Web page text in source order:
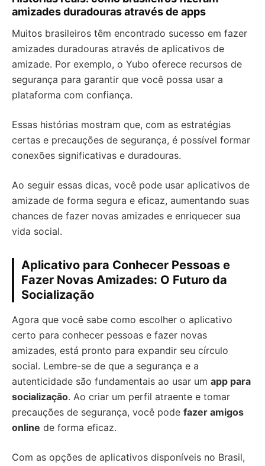
amizades duradouras através de apps
Muitos brasileiros têm encontrado sucesso em fazer
amizades duradouras através de aplicativos de
amizade. Por exemplo, o Yubo oferece recursos de
segurança para garantir que você possa usar a
plataforma com confiança.
Essas histórias mostram que, com as estratégias
certas e precauções de segurança, é possível formar
conexões significativas e duradouras.
Ao seguir essas dicas, você pode usar aplicativos de
amizade de forma segura e eficaz, aumentando suas
chances de fazer novas amizades e enriquecer sua
vida social.
Aplicativo para Conhecer Pessoas e
Fazer Novas Amizades: O Futuro da
Socialização
Agora que você sabe como escolher o aplicativo
certo para conhecer pessoas e fazer novas
amizades, está pronto para expandir seu círculo
social. Lembre-se de que a segurança e a
autenticidade são fundamentais ao usar um app para
socialização. Ao criar um perfil atraente e tomar
precauções de segurança, você pode fazer amigos
online de forma eficaz.
Com as opções de aplicativos disponíveis no Brasil,